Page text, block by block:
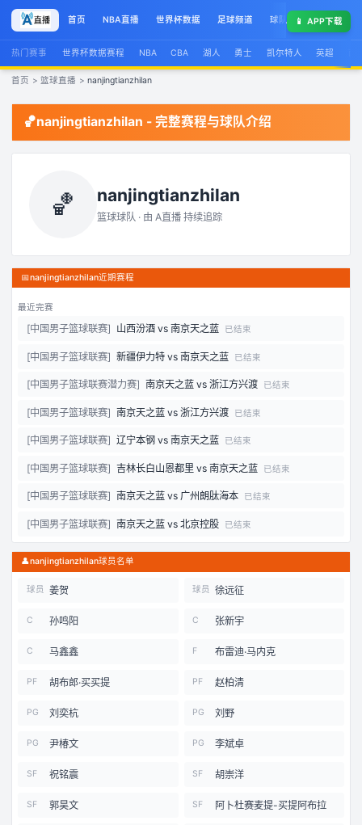
首页 NBA直播 世界杯数据 足球频道 球队榜 球星集锦
📱 APP下载
热门赛事 世界杯数据赛程 NBA CBA 湖人 勇士 凯尔特人 英超
首页 > 篮球直播 > nanjingtianzhilan
🏀nanjingtianzhilan - 完整赛程与球队介绍
🏀 nanjingtianzhilan
篮球球队 · 由 A直播 持续追踪
📅nanjingtianzhilan近期赛程
最近完赛
[中国男子篮球联赛] 山西汾酒vs 南京天之蓝 已结束
[中国男子篮球联赛] 新疆伊力特vs 南京天之蓝 已结束
[中国男子篮球联赛潜力赛] 南京天之蓝vs 浙江方兴渡 已结束
[中国男子篮球联赛] 南京天之蓝vs 浙江方兴渡 已结束
[中国男子篮球联赛] 辽宁本钢 vs 南京天之蓝 已结束
[中国男子篮球联赛] 吉林长白山恩都里 vs 南京天之蓝 已结束
[中国男子篮球联赛] 南京天之蓝vs 广州朗肽海本 已结束
[中国男子篮球联赛] 南京天之蓝vs 北京控股 已结束
👤nanjingtianzhilan球员名单
球员 姜贺 球员 徐远征
C 孙鸣阳 C 张新宇
C 马鑫鑫 F 布雷迪·马内克
PF 胡布郎·买买提 PF 赵柏清
PG 刘奕杭 PG 刘野
PG 尹椿文 PG 李斌卓
SF 祝铭震 SF 胡崇洋
SF 郭昊文 SF 阿卜杜赛麦提-买提阿布拉